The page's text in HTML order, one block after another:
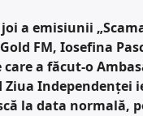
a emisiunii
FM, Iosefina
a făcut-o
Independenței
la data normală,